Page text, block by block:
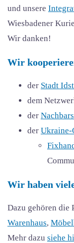
und unsere
Wiesbadener
Wir danken!
Wir
der Stadt
dem
der
der Ukraine-
Wir haben
Dazu gehören die
Warenhaus,
Mehr dazu siehe